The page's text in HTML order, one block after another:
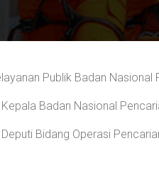
Publik Badan Nasional
Badan Nasional
Bidang Operasi